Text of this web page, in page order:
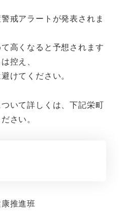
戒アラートが発表されま
高くなると予想されます
控え、
けてください。
いて詳しくは、下記栄町
さい。
推進班